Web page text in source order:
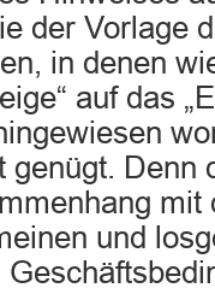
der Vorlage
in denen
auf das
genügt. Denn
mit
und